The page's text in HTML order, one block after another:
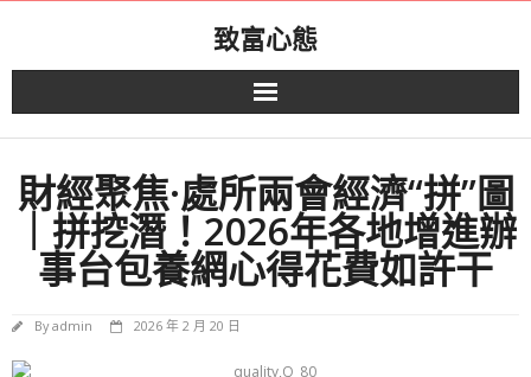
致富心態
財經聚焦·處所兩會經濟“拼”圖
｜拼挖潛！2026年各地增進辦
事台包養網心得花費如許干
Byadmin 2026 年 2 月 20 日